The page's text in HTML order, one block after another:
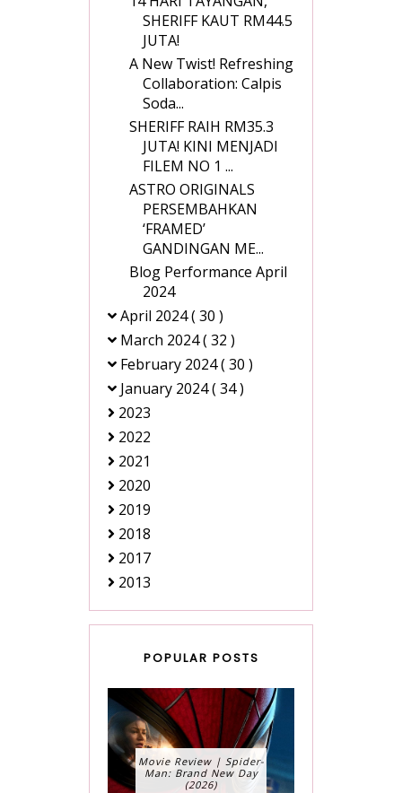
SHERIFF KAUT RM44.5
JUTA!
A New Twist! Refreshing
Collaboration: Calpis
Soda...
SHERIFF RAIH RM35.3
JUTA! KINI MENJADI
FILEM NO 1 ...
ASTRO ORIGINALS
PERSEMBAHKAN
‘FRAMED’
GANDINGAN ME...
Blog Performance April
2024
April 2024( 30 )
March 2024( 32 )
February 2024( 30 )
January 2024( 34 )
2023
2022
2021
2020
2019
2018
2017
2013
POPULAR POSTS
Movie Review | Spider-
Man: Brand New Day
(2026)